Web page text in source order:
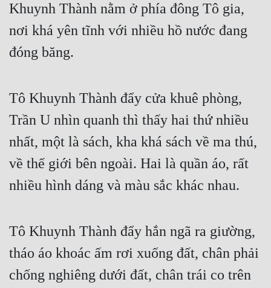
Hài Hước
Khoa Huyễn
Khoa Huyễn Không Gian
Kinh Dị
Kiếm Hiệp
Kỳ Huyễn
Linh Dị
Làm Giàu
Khuynh Thành nằm ở phía đông Tô gia,
nơi khá yên tĩnh với nhiều hồ nước đang
đóng băng.
Tô Khuynh Thành đẩy cửa khuê phòng,
Trần U nhìn quanh thì thấy hai thứ nhiều
nhất, một là sách, kha khá sách về ma thú,
về thế giới bên ngoài. Hai là quần áo, rất
nhiều hình dáng và màu sắc khác nhau.
Tô Khuynh Thành đẩy hắn ngã ra giường,
tháo áo khoác ấm rơi xuống đất, chân phải
chống nghiêng dưới đất, chân trái co trên